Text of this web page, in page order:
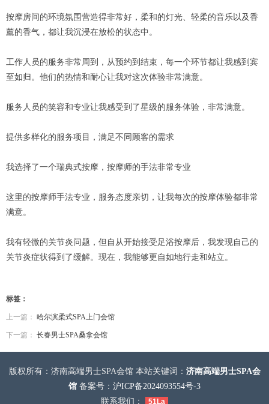
按摩房间的环境氛围营造得非常好，柔和的灯光、轻柔的音乐以及香
薰的香气，都让我沉浸在放松的状态中。
工作人员的服务非常周到，从预约到结束，每一个环节都让我感到宾
至如归。他们的热情和耐心让我对这次体验非常满意。
服务人员的笑容和专业让我感受到了星级的服务体验，非常满意。
提供多样化的服务项目，满足不同顾客的需求
我选择了一个瑞典式按摩，按摩师的手法非常专业
这里的按摩师手法专业，服务态度亲切，让我每次的按摩体验都非常
满意。
我有轻微的关节炎问题，但自从开始接受足浴按摩后，我发现自己的
关节炎症状得到了缓解。现在，我能够更自如地行走和站立。
标签：
上一篇： 哈尔滨柔式SPA上门会馆
下一篇： 长春男士SPA桑拿会馆
版权所有：济南高端男士SPA会馆 本站关键词： 济南高端男士SPA会
馆 备案号： 沪ICP备2024093554号-3
联系我们：
51La